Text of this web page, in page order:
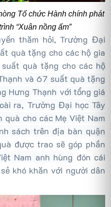
Tổ chức Hành chính phát
“Xuân nồng ấm”
thăm hỏi, Trường Đại
quà tặng cho các hộ gia
quà tặng cho các hộ
và 67 suất quà tặng
Hưng Thạnh với tổng giá
ra, Trường Đại học Tây
cho các Mẹ Việt Nam
sách trên địa bàn quận
được trao sẽ góp phần
Nam anh hùng đón cái
khó khăn với người dân